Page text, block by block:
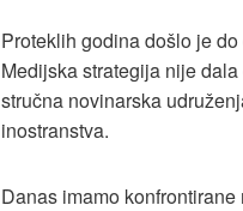
Proteklih godina došlo je
Medijska strategija nije
stručna novinarska
inostranstva.
Danas imamo